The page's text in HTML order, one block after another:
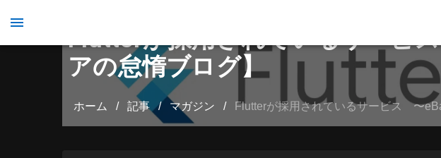
Flutterが採用されているサービ
アの怠惰ブログ】
ホーム / 記事 / マガジン / Flutterが採用されているサービス 〜